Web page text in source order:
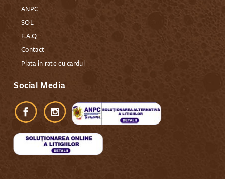
ANPC
SOL
F.A.Q
Contact
Plata in rate cu cardul
Social Media